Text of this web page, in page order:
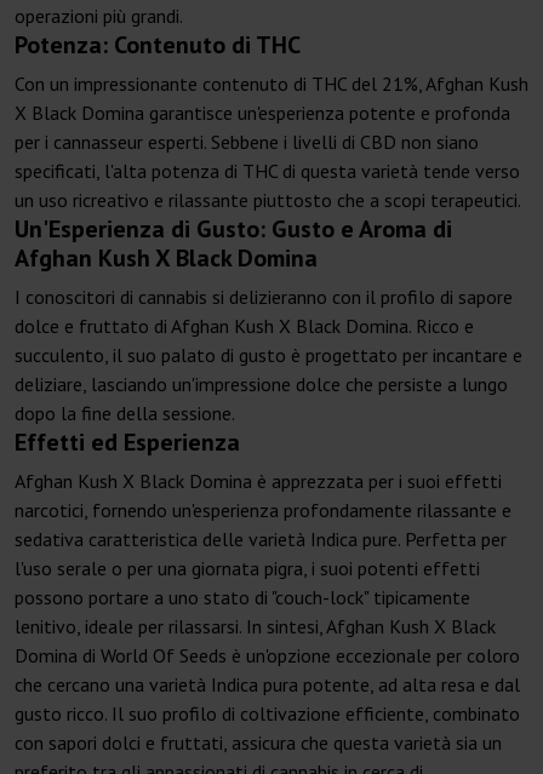
operazioni più grandi.
Potenza: Contenuto di THC
Con un impressionante contenuto di THC del 21%, Afghan Kush
X Black Domina garantisce un'esperienza potente e profonda
per i cannasseur esperti. Sebbene i livelli di CBD non siano
specificati, l'alta potenza di THC di questa varietà tende verso
un uso ricreativo e rilassante piuttosto che a scopi terapeutici.
Un'Esperienza di Gusto: Gusto e Aroma di
Afghan Kush X Black Domina
I conoscitori di cannabis si delizieranno con il profilo di sapore
dolce e fruttato di Afghan Kush X Black Domina. Ricco e
succulento, il suo palato di gusto è progettato per incantare e
deliziare, lasciando un'impressione dolce che persiste a lungo
dopo la fine della sessione.
Effetti ed Esperienza
Afghan Kush X Black Domina è apprezzata per i suoi effetti
narcotici, fornendo un'esperienza profondamente rilassante e
sedativa caratteristica delle varietà Indica pure. Perfetta per
l'uso serale o per una giornata pigra, i suoi potenti effetti
possono portare a uno stato di "couch-lock" tipicamente
lenitivo, ideale per rilassarsi. In sintesi, Afghan Kush X Black
Domina di World Of Seeds è un'opzione eccezionale per coloro
che cercano una varietà Indica pura potente, ad alta resa e dal
gusto ricco. Il suo profilo di coltivazione efficiente, combinato
con sapori dolci e fruttati, assicura che questa varietà sia un